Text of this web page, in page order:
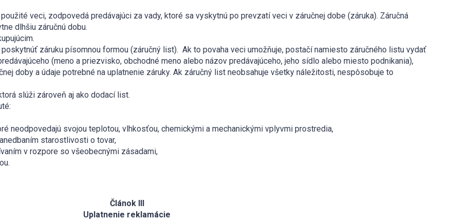
veci, zodpovedá predávajúci za vady, ktoré sa vyskytnú po prevzatí veci v záručnej dobe (záruka). Záručná
dlhšiu záručnú dobu.
záruku písomnou formou (záručný list). Ak to povaha veci umožňuje, postačí namiesto záručného listu vydať
(meno a priezvisko, obchodné meno alebo názov predávajúceho, jeho sídlo alebo miesto podnikania),
doby a údaje potrebné na uplatnenie záruky. Ak záručný list neobsahuje všetky náležitosti, nespôsobuje to
slúži zároveň aj ako dodací list.
neodpovedajú svojou teplotou, vlhkosťou, chemickými a mechanickými vplyvmi prostredia,
starostlivosti o tovar,
v rozpore so všeobecnými zásadami,
Článok III
Uplatnenie reklamácie